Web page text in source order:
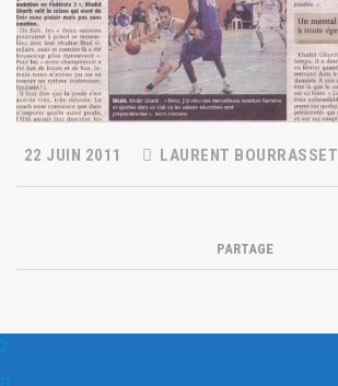
22 JUIN 2011 LAURENT BOURRASSET
PARTAGE